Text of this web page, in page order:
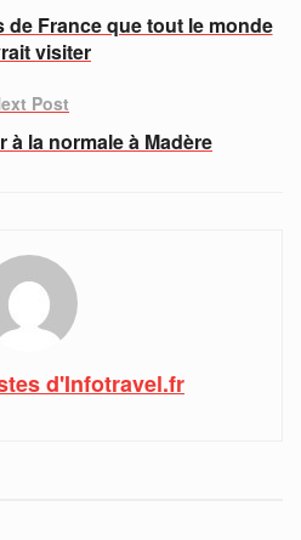
France que tout le monde
visiter
Post
à la normale à Madère
d'Infotravel.fr